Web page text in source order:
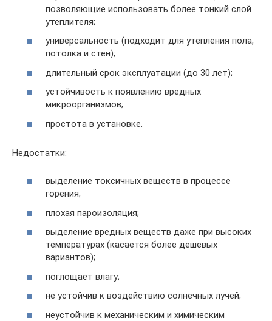
позволяющие использовать более тонкий слой
утеплителя;
универсальность (подходит для утепления пола,
потолка и стен);
длительный срок эксплуатации (до 30 лет);
устойчивость к появлению вредных
микроорганизмов;
простота в установке.
Недостатки:
выделение токсичных веществ в процессе
горения;
плохая пароизоляция;
выделение вредных веществ даже при высоких
температурах (касается более дешевых
вариантов);
поглощает влагу;
не устойчив к воздействию солнечных лучей;
неустойчив к механическим и химическим